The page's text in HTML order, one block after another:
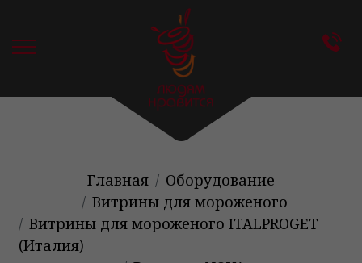
Главная
Оборудование
Витрины для мороженого
Витрины для мороженого ITALPROGET
(Италия)